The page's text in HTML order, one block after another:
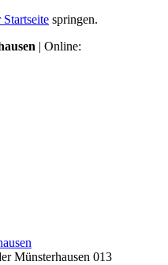
Startseite springen.
| Online: